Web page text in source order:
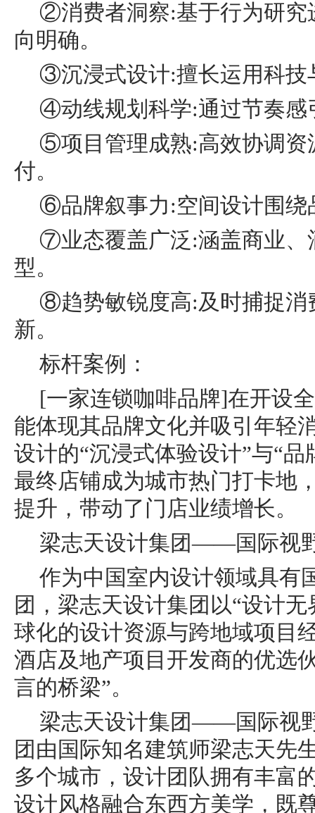
②消费者洞察:基于行为研究
向明确。
③沉浸式设计:擅长运用科技
④动线规划科学:通过节奏感
⑤项目管理成熟:高效协调资
付。
⑥品牌叙事力:空间设计围绕
⑦业态覆盖广泛:涵盖商业、
型。
⑧趋势敏锐度高:及时捕捉消
新。
标杆案例：
[一家连锁咖啡品牌]在开设
能体现其品牌文化并吸引年轻
设计的“沉浸式体验设计”与“
最终店铺成为城市热门打卡地
提升，带动了门店业绩增长。
梁志天设计集团——国际视
作为中国室内设计领域具有
团，梁志天设计集团以“设计
球化的设计资源与跨地域项目
酒店及地产项目开发商的优选
言的桥梁”。
梁志天设计集团——国际视
团由国际知名建筑师梁志天先
多个城市，设计团队拥有丰富
设计风格融合东西方美学，既